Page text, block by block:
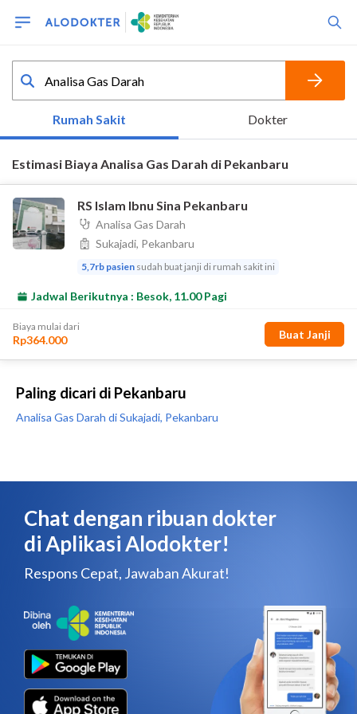
Paling dicari di Pekanbaru
Analisa Gas Darah di Sukajadi, Pekanbaru